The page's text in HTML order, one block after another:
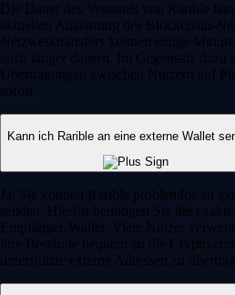
Die Dauer des Versands von Rarible
aktuellen Auslastung des Blockchain-
Netzwerktransfers können einige
auch länger dauern. Im Gegensatz
Übertragungen zwischen Nutzern auf
sofort.
Kann ich Rarible an eine externe Wallet
Ja, Sie können Rarible problemlos an
senden. Hierfür benötigen Sie die
Empfänger-Wallet. Viele Nutzer
ihre Bestände bequem an die
unterstützte externe Adressen zu